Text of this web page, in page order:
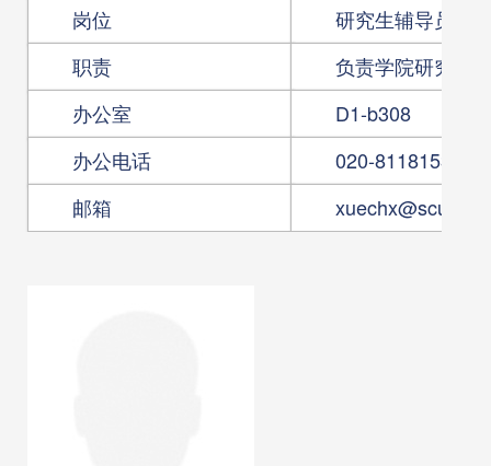
岗位
研究生辅导员
职责
负责学院研究生
办公室
D1-b308
办公电话
020-81181530
邮箱